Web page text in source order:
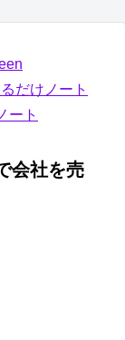
だけノート
ート
会社を売